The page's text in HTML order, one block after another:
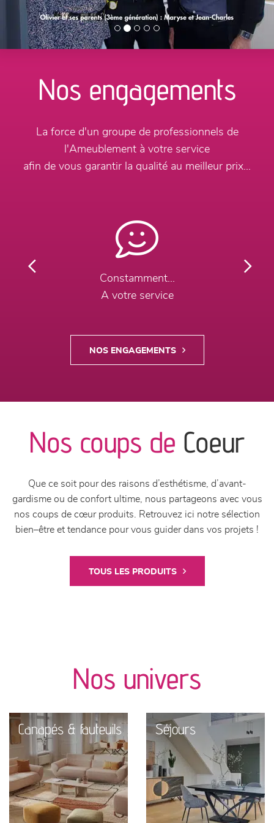
Nos engagements
La force d'un groupe de professionnels de
l'Ameublement à votre service
afin de vous garantir la qualité au meilleur prix...
Constamment...
A votre service
NOS ENGAGEMENTS
Nos coups de Coeur
Que ce soit pour des raisons d’esthétisme, d’avant-
gardisme ou de confort ultime, nous partageons avec vous
nos coups de cœur produits. Retrouvez ici notre sélection
bien–être et tendance pour vous guider dans vos projets !
TOUS LES PRODUITS
Nos univers
Canapés & fauteuils Séjours